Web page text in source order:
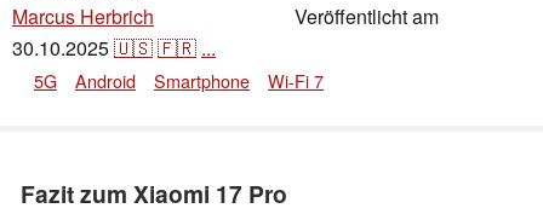
Marcus Herbrich
Veröffentlicht am
30.10.2025🇺🇸🇫🇷 ...
5G Android Smartphone Wi-Fi 7
Fazit zum Xiaomi 17 Pro